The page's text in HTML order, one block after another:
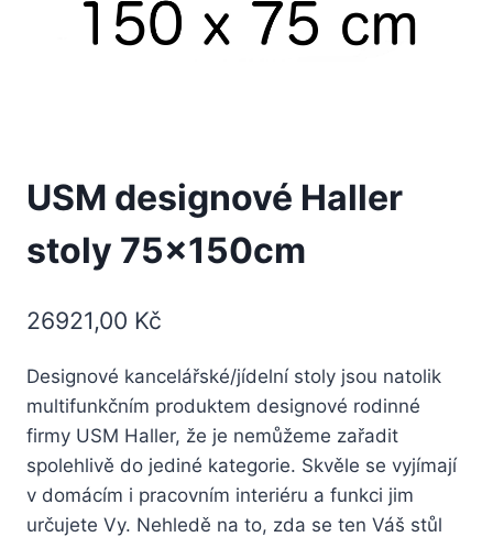
USM designové Haller
stoly 75x150cm
26921,00 Kč
Designové kancelářské/jídelní stoly jsou natolik
multifunkčním produktem designové rodinné
firmy USM Haller, že je nemůžeme zařadit
spolehlivě do jediné kategorie. Skvěle se vyjímají
v domácím i pracovním interiéru a funkci jim
určujete Vy. Nehledě na to, zda se ten Váš stůl